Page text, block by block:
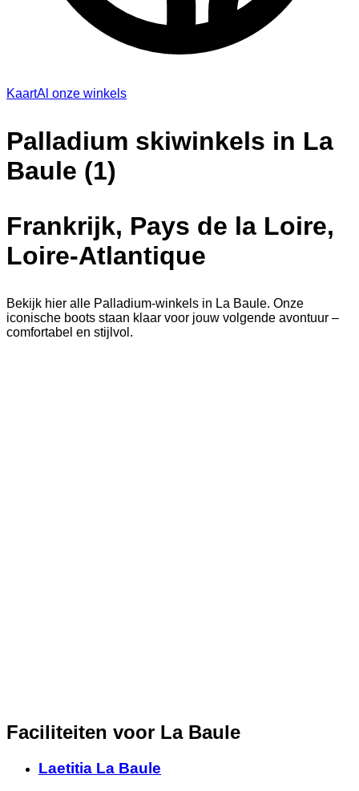
KaartAl onze winkels
Palladium skiwinkels in La
Baule (1)
Frankrijk, Pays de la Loire,
Loire-Atlantique
Bekijk hier alle Palladium-winkels in La Baule. Onze
iconische boots staan klaar voor jouw volgende avontuur –
comfortabel en stijlvol.
Faciliteiten voor La Baule
Laetitia La Baule